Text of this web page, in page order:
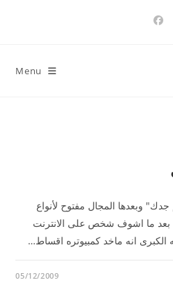
Menu
وبعدها المجال مفتوح لأنواع
بعد ما اشوف شخص على الانترنت
الكبرى انه ماخد كمبيوتره اقساط…
05/12/2009